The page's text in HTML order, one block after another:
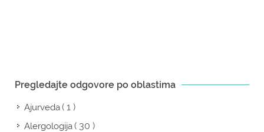
Pregledajte odgovore po oblastima
Ajurveda( 1 )
Alergologija( 30 )